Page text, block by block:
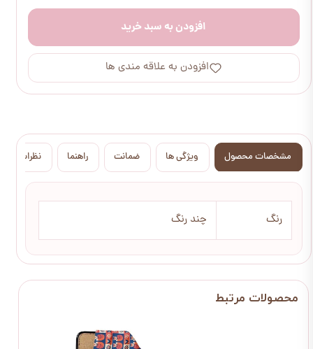
افزودن به سبد خرید
افزودن به علاقه مندی ها
مشخصات محصول ویژگی ها ضمانت راهنما نظرات
رنگ چند رنگ